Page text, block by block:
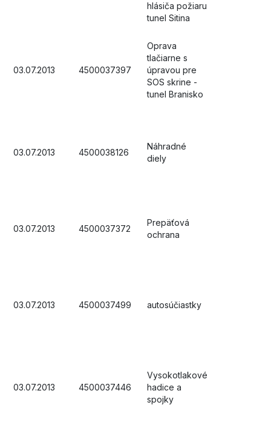
hlásiča požiaru
tunel Sitina
03.07.2013 4500037397
Oprava
tlačiarne s
úpravou pre
SOS skrine -
tunel Branisko
03.07.2013 4500038126
Náhradné
diely
03.07.2013 4500037372
Prepäťová
ochrana
03.07.2013 4500037499 autosúčiastky
03.07.2013 4500037446
Vysokotlakové
hadice a
spojky